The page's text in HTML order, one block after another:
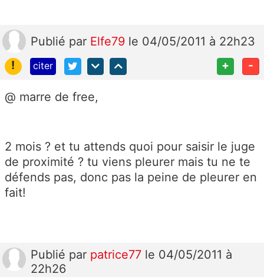
Publié par Elfe79 le 04/05/2011 à 22h23
!
citer + -
@ marre de free,
2 mois ? et tu attends quoi pour saisir le juge
de proximité ? tu viens pleurer mais tu ne te
défends pas, donc pas la peine de pleurer en
fait!
Publié par patrice77 le 04/05/2011 à
22h26